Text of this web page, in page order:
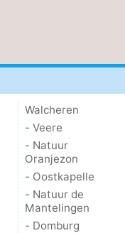
Walcheren
- Veere
- Natuur
Oranjezon
- Oostkapelle
- Natuur de
Mantelingen
- Domburg